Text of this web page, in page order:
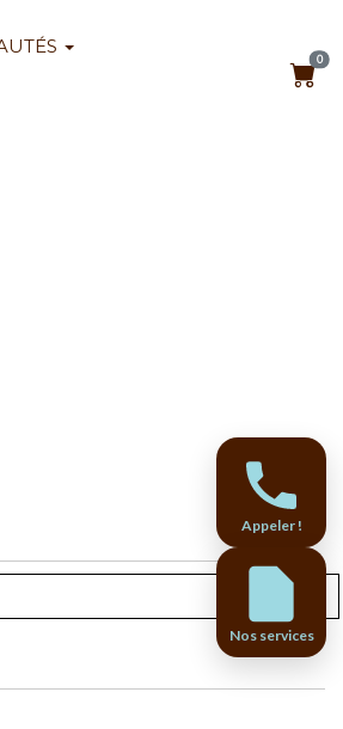
0
Appeler !
Nos services